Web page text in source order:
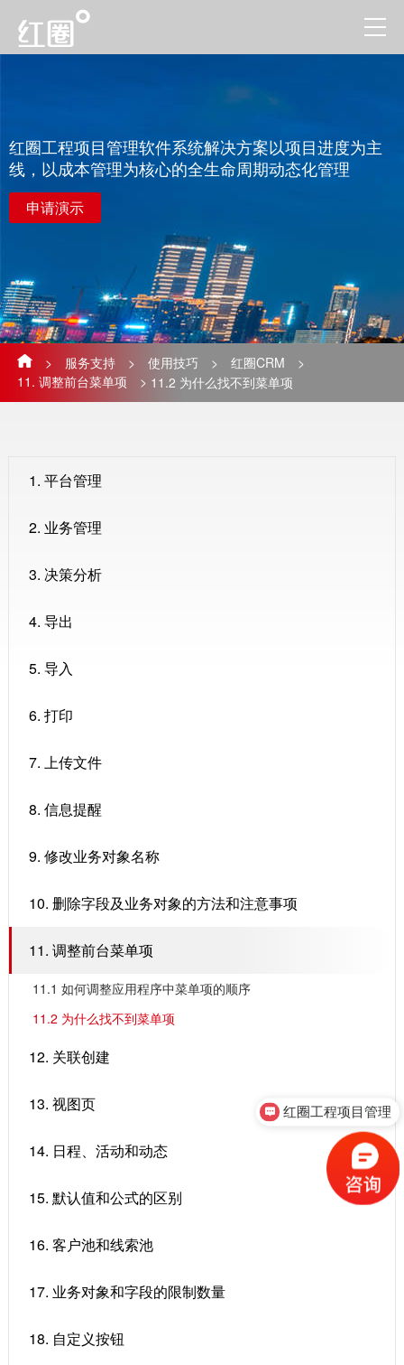
红圈工程项目管理软件系统解决方案以项目进度为主
线，以成本管理为核心的全生命周期动态化管理
申请演示
> 服务支持 > 使用技巧 > 红圈CRM
>
11. 调整前台菜单项
> 11.2 ​为什么找不到菜单项
1. 平台管理
2. 业务管理
3. 决策分析
4. 导出
5. 导入
6. 打印
7. 上传文件
8. 信息提醒
9. 修改业务对象名称
10. 删除字段及业务对象的方法和注意事项
11. 调整前台菜单项
11.1 ​如何调整应用程序中菜单项的顺序
11.2 ​为什么找不到菜单项
12. 关联创建
13. 视图页
14. 日程、活动和动态
15. 默认值和公式的区别
16. 客户池和线索池
17. 业务对象和字段的限制数量
18. 自定义按钮
红圈工程项目管理